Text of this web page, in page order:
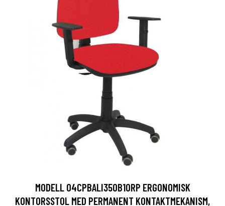
MODELL 04CPBALI350B10RP ERGONOMISK
KONTORSSTOL MED PERMANENT KONTAKTMEKANISM,